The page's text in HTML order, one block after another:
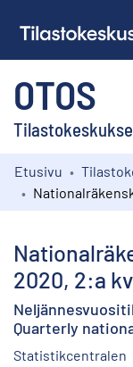
OTOS
Kokoelmat
Etusivu
2020, 2:a
Quarterly
Statistikcentralen